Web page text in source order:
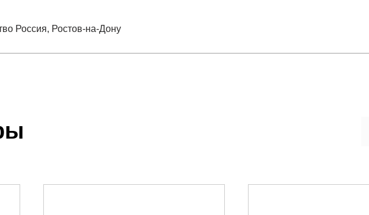
Россия, Ростов-на-Дону
счета менеджером.
который высылает менеджер.